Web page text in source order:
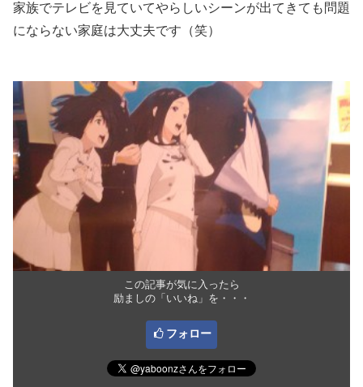
家族でテレビを見ていてやらしいシーンが出てきても問題
にならない家庭は大丈夫です（笑）
この記事が気に入ったら
励ましの「いいね」を・・・
フォロー